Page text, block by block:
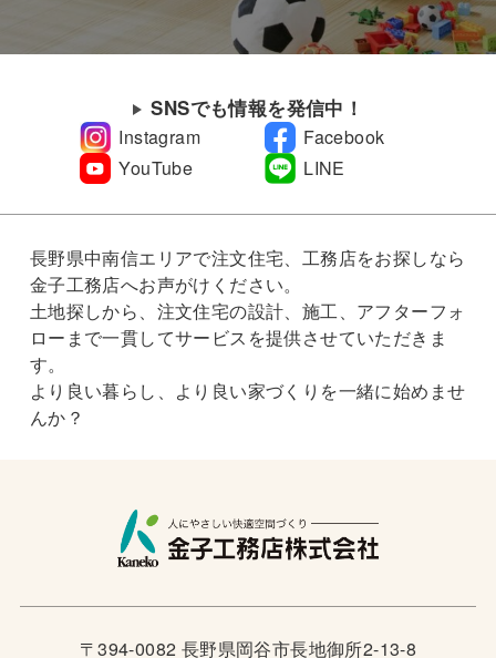
SNSでも情報を発信中！
Instagram
Facebook
YouTube
LINE
長野県中南信エリアで注文住宅、工務店をお探しなら
金子工務店へお声がけください。
土地探しから、注文住宅の設計、施工、アフターフォ
ローまで一貫してサービスを提供させていただきま
す。
より良い暮らし、より良い家づくりを一緒に始めませ
んか？
〒394-0082 長野県岡谷市長地御所2-13-8